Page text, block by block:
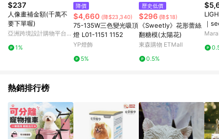
$237
人像畫補金額(千萬不
要下單喔)
亞洲跨境設計購物平台
1%
降價
$4,660 (降$23,340)
75-135W三色變光吸頂
燈 L01-1151 1152
YP燈飾
5%
歷史低價
$296 (降$18)
《Sweetly》花形蕾絲
翻糖模(太陽花)
東森購物 ETMall
0.5%
｜
鋁
熱銷排行榜